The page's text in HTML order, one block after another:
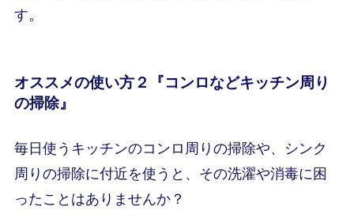
す。
オススメの使い方２『コンロなどキッチン周り
の掃除』
毎日使うキッチンのコンロ周りの掃除や、シンク
周りの掃除に付近を使うと、その洗濯や消毒に困
ったことはありませんか？